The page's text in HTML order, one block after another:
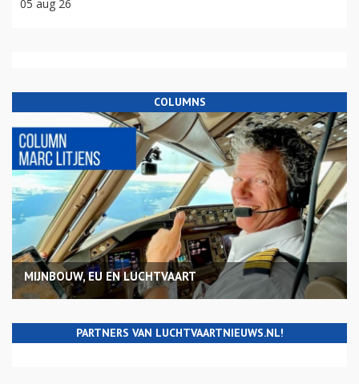
05 aug 26
COLUMNS
MIJNBOUW, EU EN LUCHTVAART
PARTNERS VAN LUCHTVAARTNIEUWS.NL!